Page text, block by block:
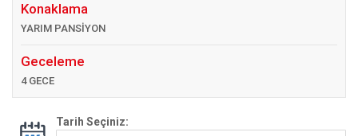
Konaklama
YARIM PANSİYON
Geceleme
4 GECE
Tarih Seçiniz: